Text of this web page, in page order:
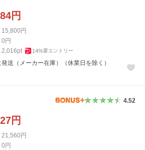
円
15,800円
0円
2,016pt 14%要エントリー
送（メーカー在庫）（休業日を除く）
4.52
円
21,560円
0円